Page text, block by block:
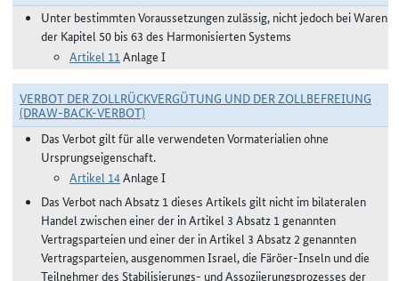
Unter bestimmten Voraussetzungen zulässig, nicht jedoch bei Waren
der Kapitel 50 bis 63 des Harmonisierten Systems
Artikel 11Anlage I
VERBOT DER ZOLLRÜCKVERGÜTUNG UND DER ZOLLBEFREIUNG
(DRAW-BACK-VERBOT)
Das Verbot gilt für alle verwendeten Vormaterialien ohne
Ursprungseigenschaft.
Artikel 14Anlage I
Das Verbot nach Absatz 1 dieses Artikels gilt nicht im bilateralen
Handel zwischen einer der in Artikel 3 Absatz 1 genannten
Vertragsparteien und einer der in Artikel 3 Absatz 2 genannten
Vertragsparteien, ausgenommen Israel, die Färöer-Inseln und die
Teilnehmer des Stabilisierungs- und Assoziierungsprozesses der